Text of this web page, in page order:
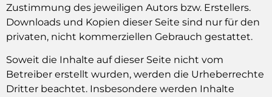
Zustimmung des jeweiligen Autors bzw. Erstellers.
Downloads und Kopien dieser Seite sind nur für den
privaten, nicht kommerziellen Gebrauch gestattet.
Soweit die Inhalte auf dieser Seite nicht vom
Betreiber erstellt wurden, werden die Urheberrechte
Dritter beachtet. Insbesondere werden Inhalte